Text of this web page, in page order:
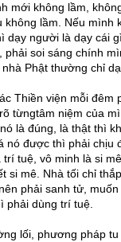
mới không lầm,
lầm. Nếu mình
dạy người là dạy cái
phải soi sáng chính
Phật thường chỉ
Thiền viện mỗi đêm
từngtâm niệm của
là đúng, là thật thì
nó được thì phải chịu
tuệ, vô minh là si
si mê. Nhà tối chỉ
phải sanh tử,
phải dùng trí tuệ.
lối, phương pháp